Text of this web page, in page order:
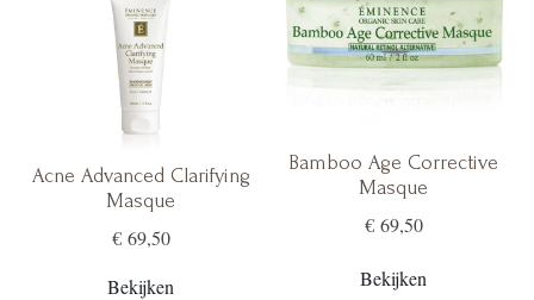
Acne Advanced Clarifying
Masque
€ 69,50
Bekijken
Bamboo Age Corrective
Masque
€ 69,50
Bekijken